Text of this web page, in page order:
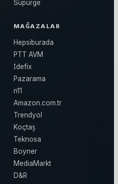
Süpürge
MAĞAZALAR
Hepsiburada
PTT AVM
İdefix
Pazarama
n11
Amazon.com.tr
Trendyol
Koçtaş
Teknosa
Boyner
MediaMarkt
D&R